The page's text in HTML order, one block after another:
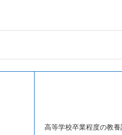
高等学校卒業程度の教養